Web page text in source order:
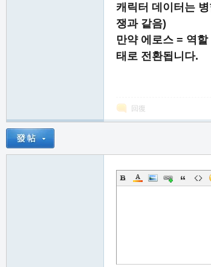
캐릭터 데이터는
쟁과 같음)
만약 에로스 = 역
태로 전환됩니다.
回復